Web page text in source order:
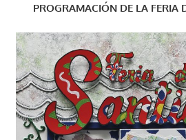
PROGRAMACIÓN DE LA FERIA